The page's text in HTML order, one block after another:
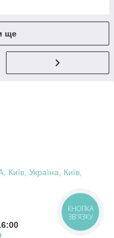
ще
Україна, Київ,
КНОПКА
ЗВ'ЯЗКУ